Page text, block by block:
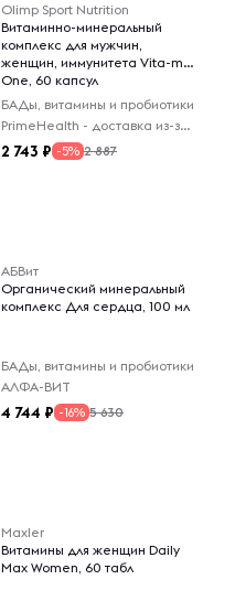
Olimp Sport Nutrition
Витаминно-минеральный
комплекс для мужчин,
женщин, иммунитета Vita-min
One, 60 капсул
БАДы, витамины и пробиотики
PrimeHealth - доставка из-за рубежа
2 743 -5% 2 887
АБВит
Органический минеральный
комплекс Для сердца, 100 мл
БАДы, витамины и пробиотики
АЛФА-ВИТ
4 744 -16% 5 630
Maxler
Витамины для женщин Daily
Max Women, 60 табл